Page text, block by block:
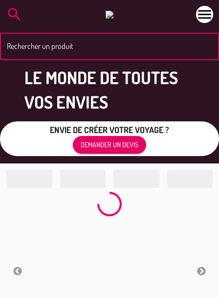
Rechercher un produit
LE MONDE DE TOUTES
VOS ENVIES
ENVIE DE CRÉER VOTRE VOYAGE ?
DEMANDER UN DEVIS